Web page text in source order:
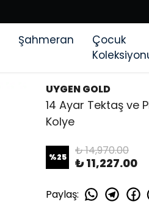
Şahmeran
Çocuk
UYGEN GOLD
14 Ayar Tektaş ve
Kolye
%25 ₺ 14,970.00
₺ 11,227.00
Paylaş: